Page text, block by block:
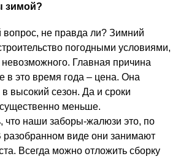
зимой?
не правда ли? Зимний
погодными условиями,
невозможного. Главная причина
в это время года – цена. Она
высокий сезон. Да и сроки
меньше.
что наши заборы-жалюзи это, по
разобранном виде они занимают
Всегда можно отложить сборку